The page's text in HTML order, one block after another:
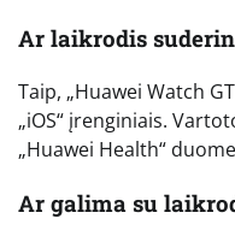
Ar laikrodis
Taip, „Huawei Watch
„iOS“ įrenginiais.
„Huawei Health“
Ar galima su